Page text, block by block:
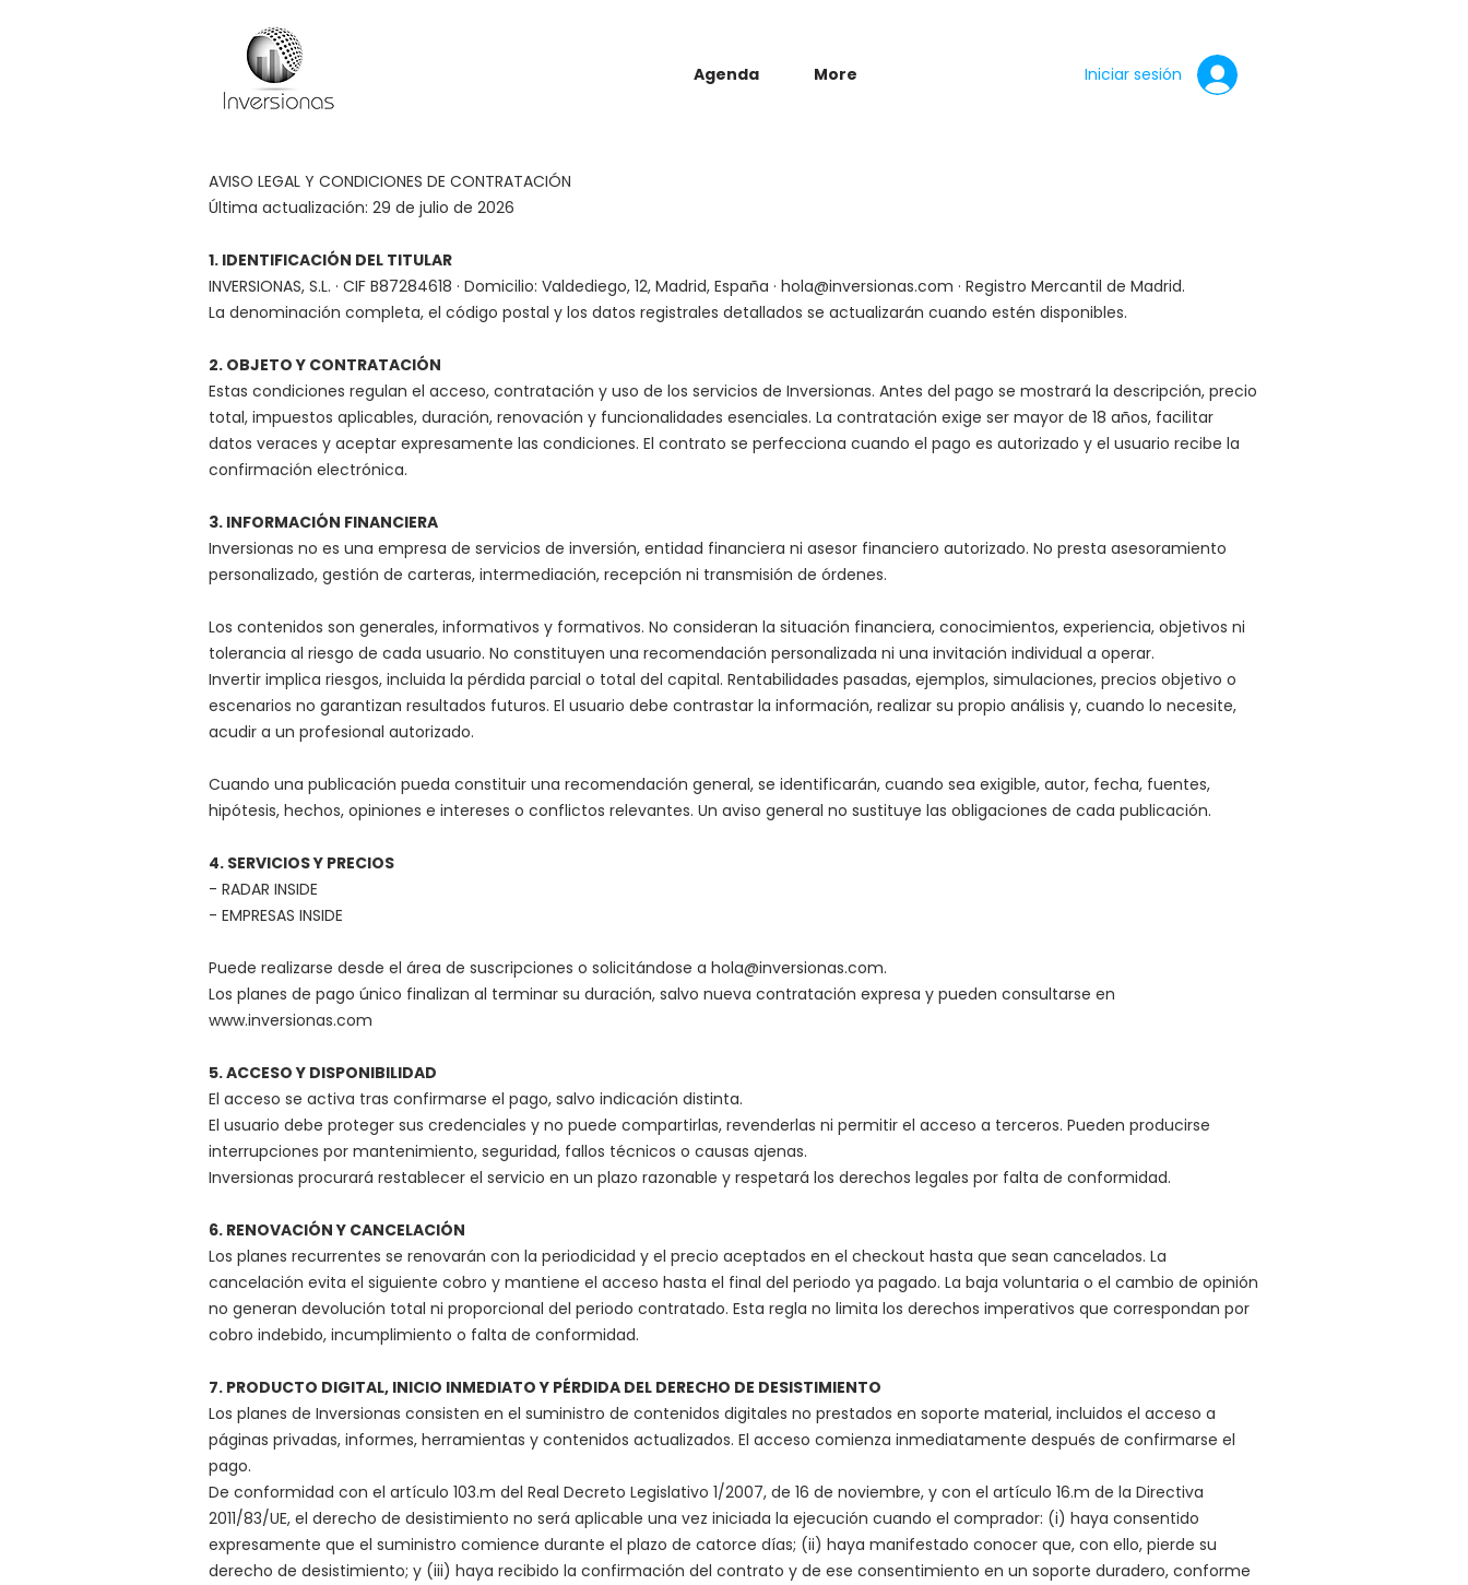
Agenda More Iniciar sesión
AVISO LEGAL Y CONDICIONES DE CONTRATACIÓN
Última actualización: 29 de julio de 2026
1. IDENTIFICACIÓN DEL TITULAR
INVERSIONAS, S.L. · CIF B87284618 · Domicilio: Valdediego, 12, Madrid, España · hola@inversionas.com · Registro Mercantil de Madrid.
La denominación completa, el código postal y los datos registrales detallados se actualizarán cuando estén disponibles.
2. OBJETO Y CONTRATACIÓN
Estas condiciones regulan el acceso, contratación y uso de los servicios de Inversionas. Antes del pago se mostrará la descripción, precio
total, impuestos aplicables, duración, renovación y funcionalidades esenciales. La contratación exige ser mayor de 18 años, facilitar
datos veraces y aceptar expresamente las condiciones. El contrato se perfecciona cuando el pago es autorizado y el usuario recibe la
confirmación electrónica.
3. INFORMACIÓN FINANCIERA
Inversionas no es una empresa de servicios de inversión, entidad financiera ni asesor financiero autorizado. No presta asesoramiento
personalizado, gestión de carteras, intermediación, recepción ni transmisión de órdenes.
Los contenidos son generales, informativos y formativos. No consideran la situación financiera, conocimientos, experiencia, objetivos ni
tolerancia al riesgo de cada usuario. No constituyen una recomendación personalizada ni una invitación individual a operar.
Invertir implica riesgos, incluida la pérdida parcial o total del capital. Rentabilidades pasadas, ejemplos, simulaciones, precios objetivo o
escenarios no garantizan resultados futuros. El usuario debe contrastar la información, realizar su propio análisis y, cuando lo necesite,
acudir a un profesional autorizado.
Cuando una publicación pueda constituir una recomendación general, se identificarán, cuando sea exigible, autor, fecha, fuentes,
hipótesis, hechos, opiniones e intereses o conflictos relevantes. Un aviso general no sustituye las obligaciones de cada publicación.
4. SERVICIOS Y PRECIOS
- RADAR INSIDE
- EMPRESAS INSIDE
Puede realizarse desde el área de suscripciones o solicitándose a hola@inversionas.com.
Los planes de pago único finalizan al terminar su duración, salvo nueva contratación expresa y pueden consultarse en
www.inversionas.com
5. ACCESO Y DISPONIBILIDAD
​El acceso se activa tras confirmarse el pago, salvo indicación distinta.
El usuario debe proteger sus credenciales y no puede compartirlas, revenderlas ni permitir el acceso a terceros. Pueden producirse
interrupciones por mantenimiento, seguridad, fallos técnicos o causas ajenas.
Inversionas procurará restablecer el servicio en un plazo razonable y respetará los derechos legales por falta de conformidad.
6. RENOVACIÓN Y CANCELACIÓN
Los planes recurrentes se renovarán con la periodicidad y el precio aceptados en el checkout hasta que sean cancelados. La
cancelación evita el siguiente cobro y mantiene el acceso hasta el final del periodo ya pagado. La baja voluntaria o el cambio de opinión
no generan devolución total ni proporcional del periodo contratado. Esta regla no limita los derechos imperativos que correspondan por
cobro indebido, incumplimiento o falta de conformidad.
7. PRODUCTO DIGITAL, INICIO INMEDIATO Y PÉRDIDA DEL DERECHO DE DESISTIMIENTO
Los planes de Inversionas consisten en el suministro de contenidos digitales no prestados en soporte material, incluidos el acceso a
páginas privadas, informes, herramientas y contenidos actualizados. El acceso comienza inmediatamente después de confirmarse el
pago.
De conformidad con el artículo 103.m del Real Decreto Legislativo 1/2007, de 16 de noviembre, y con el artículo 16.m de la Directiva
2011/83/UE, el derecho de desistimiento no será aplicable una vez iniciada la ejecución cuando el comprador: (i) haya consentido
expresamente que el suministro comience durante el plazo de catorce días; (ii) haya manifestado conocer que, con ello, pierde su
derecho de desistimiento; y (iii) haya recibido la confirmación del contrato y de ese consentimiento en un soporte duradero, conforme